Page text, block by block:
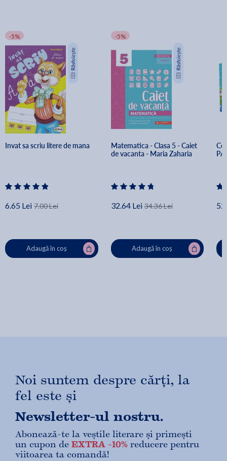
-5%
Invat sa scriu litere de mana
6.65 Lei 7.00 Lei
Adaugă în coș
-5%
Matematica - Clasa 5 - Caiet
de vacanta - Maria Zaharia
32.64 Lei 34.36 Lei
Adaugă în coș
Noi suntem despre cărți, la
fel este și
Newsletter-ul nostru.
Abonează-te la veștile literare și primești
un cupon de EXTRA -10% reducere pentru
viitoarea ta comandă!